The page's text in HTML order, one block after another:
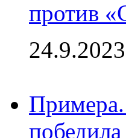
против
Примера.